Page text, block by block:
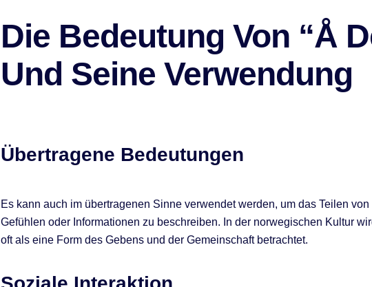
Die Bedeutung Von “Å
Und Seine Verwendung
Übertragene Bedeutungen
Es kann auch im übertragenen Sinne verwendet werden, um das Teilen von
Gefühlen oder Informationen zu beschreiben. In der norwegischen Kultur
oft als eine Form des Gebens und der Gemeinschaft betrachtet.